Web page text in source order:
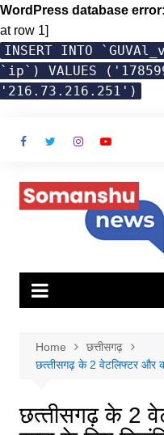
WordPress database error:
at row 1]
INSERT INTO
`ip`) VALUES
'216.73.216.251')
Home
छत्तीसगढ़
छत्‍तीसगढ़ के 2 वेटलिफ्टर और
छत्‍तीसगढ़ के 2